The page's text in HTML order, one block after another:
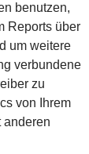
benutzen,
Reports über
um weitere
verbundene
zu
von Ihrem
anderen